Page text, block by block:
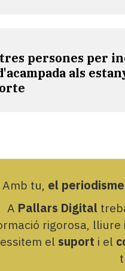
persones per
als
Amb tu, el
A Pallars Digital
rigorosa,
el suport i el